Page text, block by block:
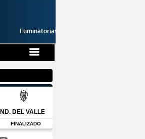
Eliminatorias 2026